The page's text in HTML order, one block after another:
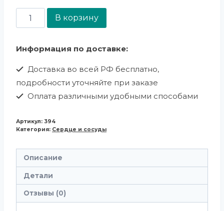
В корзину
Информация по доставке:
Доставка во всей РФ бесплатно,
подробности уточняйте при заказе
Оплата различными удобными способами
Артикул: 394
Категория: Сердце и сосуды
Описание
Детали
Отзывы (0)